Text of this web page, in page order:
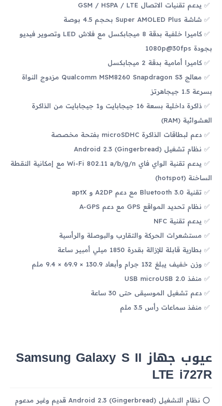
يدعم تقنيات الاتصال GSM / HSPA / LTE
شاشة Super AMOLED Plus بحجم 4.5 بوصة
كاميرا خلفية بدقة 8 ميجابكسل مع فلاش LED وتصوير فيديو
بجودة 1080p@30fps
كاميرا أمامية بدقة 2 ميجابكسل
معالج Qualcomm MSM8260 Snapdragon S3 مزدوج النواة
بسرعة 1.5 جيجاهرتز
ذاكرة داخلية بسعة 16 جيجابايت و1 جيجابايت من الذاكرة
العشوائية (RAM)
دعم لبطاقات الذاكرة microSDHC بفتحة مخصصة
نظام تشغيل Android 2.3 (Gingerbread)
يدعم تقنية الواي فاي Wi-Fi 802.11 a/b/g/n مع إمكانية النقطة
الساخنة (hotspot)
تقنية Bluetooth 3.0 مع دعم A2DP و aptX
نظام تحديد المواقع GPS مع دعم A-GPS
يدعم تقنية NFC
مستشعرات الحركة والتقارب والبوصلة والرأسية
بطارية قابلة للإزالة بقدرة 1850 ميلي أمبير ساعة
وزن خفيف يبلغ 132 جرام وأبعاد 130.9 × 69.9 × 9.4 ملم
منفذ USB microUSB 2.0
دعم تشغيل الموسيقى حتى 30 ساعة
منفذ سماعات رأس 3.5 ملم
عيوب جهاز Samsung Galaxy S II
LTE i727R
نظام التشغيل Android 2.3 (Gingerbread) قديم وغير مدعوم